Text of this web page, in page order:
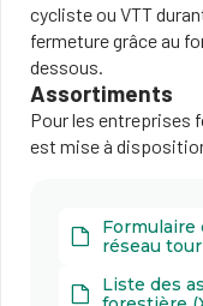
cycliste ou VTT
fermeture grâce au
dessous.
Assortiments
Pour les entreprises
est mise à
Formulaire
réseau
Liste des